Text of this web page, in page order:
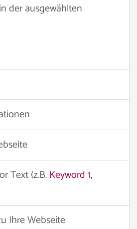
der ausgewählten
Text (z.B.Keyword 1,
Ihre Webseite